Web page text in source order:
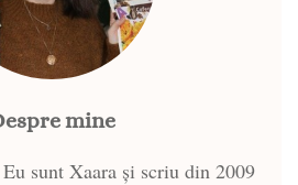
mine
sunt Xaara și scriu din 2009